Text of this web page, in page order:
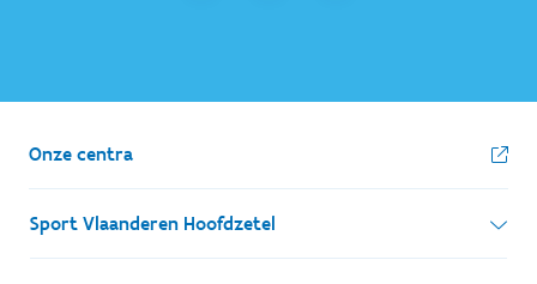
Onze centra
Sport Vlaanderen Hoofdzetel